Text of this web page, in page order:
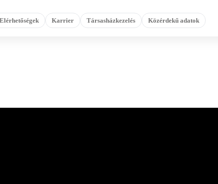
Elérhetőségek Karrier Társasházkezelés Közérdekű adatok